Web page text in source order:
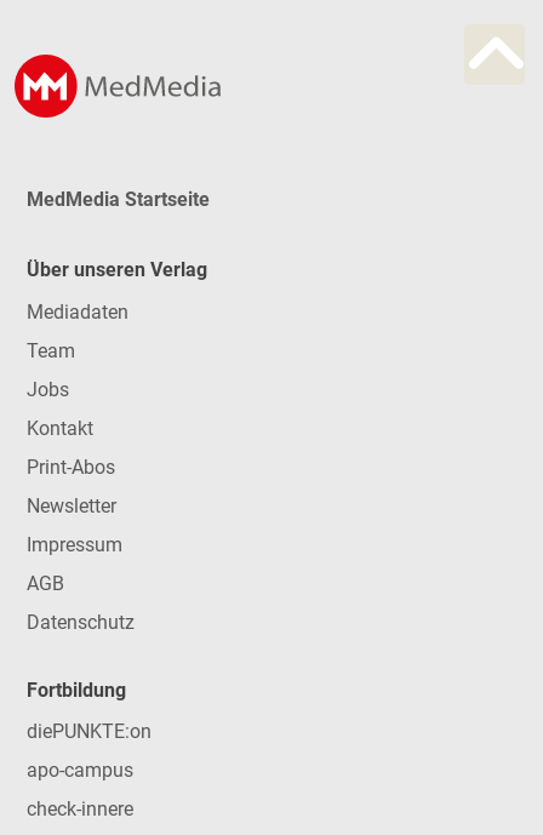
MedMedia Startseite
Über unseren Verlag
Mediadaten
Team
Jobs
Kontakt
Print-Abos
Newsletter
Impressum
AGB
Datenschutz
Fortbildung
diePUNKTE:on
apo-campus
check-innere